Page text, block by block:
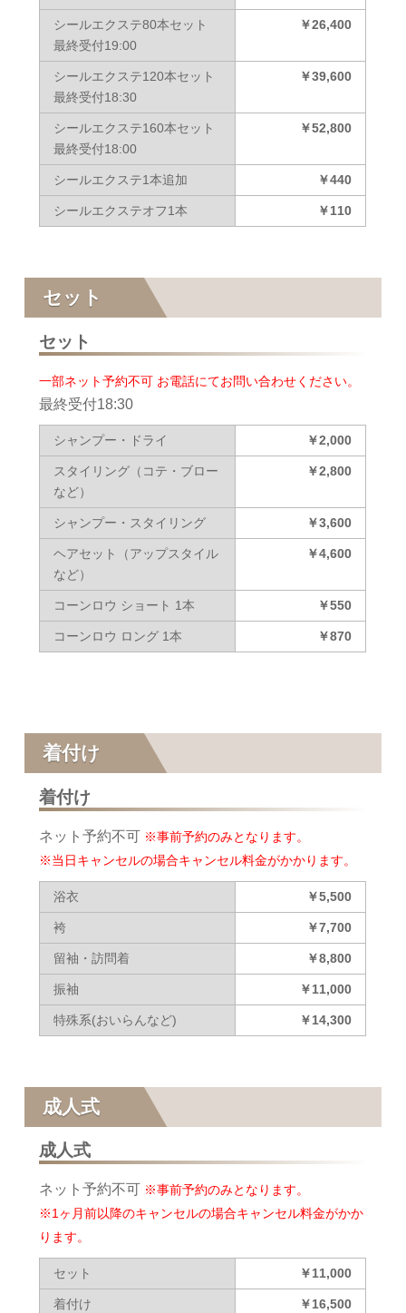
シールエクステ80本セット
最終受付19:00
￥26,400
シールエクステ120本セット
最終受付18:30
￥39,600
シールエクステ160本セット
最終受付18:00
￥52,800
シールエクステ1本追加 ￥440
シールエクステオフ1本 ￥110
セット
セット
一部ネット予約不可 お電話にてお問い合わせください。
最終受付18:30
シャンプー・ドライ ￥2,000
スタイリング（コテ・ブロー
など）
￥2,800
シャンプー・スタイリング ￥3,600
ヘアセット（アップスタイル
など）
￥4,600
コーンロウ ショート 1本 ￥550
コーンロウ ロング 1本 ￥870
着付け
着付け
ネット予約不可 ※事前予約のみとなります。
※当日キャンセルの場合キャンセル料金がかかります。
浴衣 ￥5,500
袴 ￥7,700
留袖・訪問着 ￥8,800
振袖 ￥11,000
特殊系(おいらんなど) ￥14,300
成人式
成人式
ネット予約不可 ※事前予約のみとなります。
※1ヶ月前以降のキャンセルの場合キャンセル料金がかか
ります。
セット ￥11,000
着付け ￥16,500